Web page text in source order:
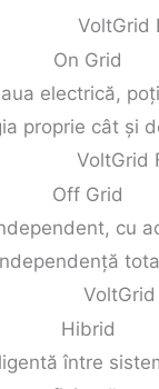
On Grid
electrică,
proprie cât și
Off Grid
cu
Hibrid
între